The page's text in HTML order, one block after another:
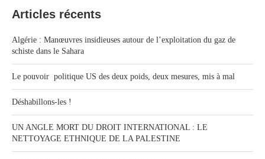
Articles récents
Algérie : Manœuvres insidieuses autour de l’exploitation du gaz de
schiste dans le Sahara
Le pouvoir politique US des deux poids, deux mesures, mis à mal
Déshabillons-les !
UN ANGLE MORT DU DROIT INTERNATIONAL : LE
NETTOYAGE ETHNIQUE DE LA PALESTINE